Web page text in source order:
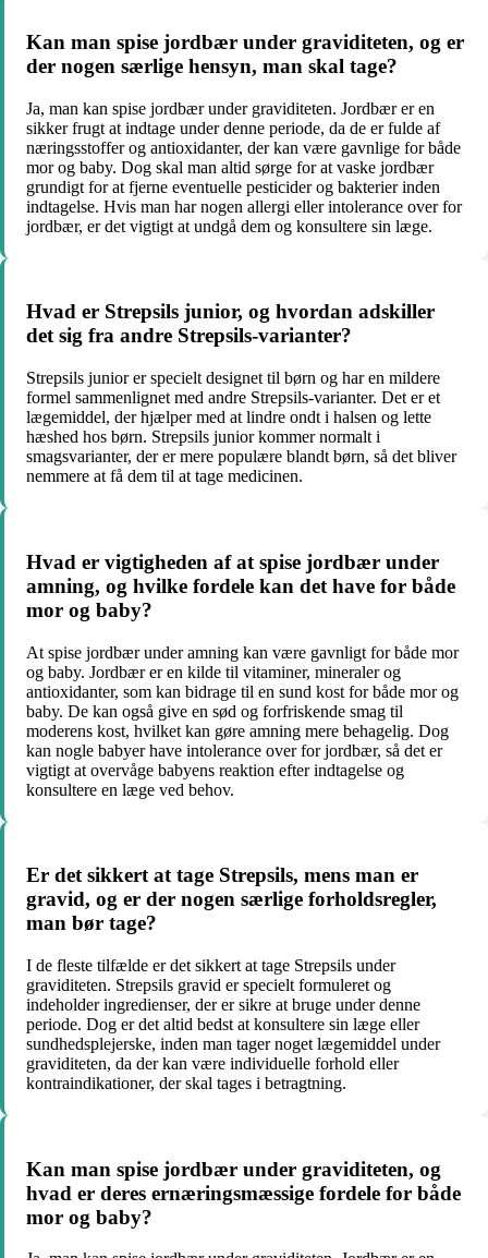
Kan man spise jordbær under graviditeten, og er
der nogen særlige hensyn, man skal tage?
Ja, man kan spise jordbær under graviditeten. Jordbær er en
sikker frugt at indtage under denne periode, da de er fulde af
næringsstoffer og antioxidanter, der kan være gavnlige for både
mor og baby. Dog skal man altid sørge for at vaske jordbær
grundigt for at fjerne eventuelle pesticider og bakterier inden
indtagelse. Hvis man har nogen allergi eller intolerance over for
jordbær, er det vigtigt at undgå dem og konsultere sin læge.
Hvad er Strepsils junior, og hvordan adskiller
det sig fra andre Strepsils-varianter?
Strepsils junior er specielt designet til børn og har en mildere
formel sammenlignet med andre Strepsils-varianter. Det er et
lægemiddel, der hjælper med at lindre ondt i halsen og lette
hæshed hos børn. Strepsils junior kommer normalt i
smagsvarianter, der er mere populære blandt børn, så det bliver
nemmere at få dem til at tage medicinen.
Hvad er vigtigheden af ​​at spise jordbær under
amning, og hvilke fordele kan det have for både
mor og baby?
At spise jordbær under amning kan være gavnligt for både mor
og baby. Jordbær er en kilde til vitaminer, mineraler og
antioxidanter, som kan bidrage til en sund kost for både mor og
baby. De kan også give en sød og forfriskende smag til
moderens kost, hvilket kan gøre amning mere behagelig. Dog
kan nogle babyer have intolerance over for jordbær, så det er
vigtigt at overvåge babyens reaktion efter indtagelse og
konsultere en læge ved behov.
Er det sikkert at tage Strepsils, mens man er
gravid, og er der nogen særlige forholdsregler,
man bør tage?
I de fleste tilfælde er det sikkert at tage Strepsils under
graviditeten. Strepsils gravid er specielt formuleret og
indeholder ingredienser, der er sikre at bruge under denne
periode. Dog er det altid bedst at konsultere sin læge eller
sundhedsplejerske, inden man tager noget lægemiddel under
graviditeten, da der kan være individuelle forhold eller
kontraindikationer, der skal tages i betragtning.
Kan man spise jordbær under graviditeten, og
hvad er deres ernæringsmæssige fordele for både
mor og baby?